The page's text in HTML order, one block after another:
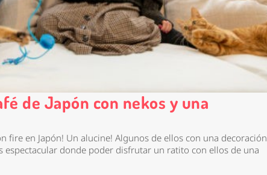
de Japón con nekos y una
fire en Japón! Un alucine! Algunos de ellos con una decoración
espectacular donde poder disfrutar un ratito con ellos de una